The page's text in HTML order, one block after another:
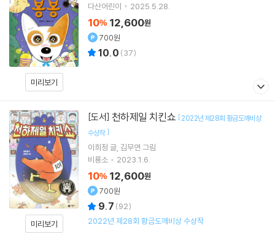
미리보기
다산어린이
2025.5.28.
10% 12,600원
700원
10.0 (37)
미리보기
[도서] 천하제일 치킨쇼 [2022년 제28회 황금도깨비상
수상작]
이희정 글 김무연 그림
비룡소
2023.1.6.
10% 12,600원
700원
9.7 (92)
2022년 제28회 황금도깨비상 수상작